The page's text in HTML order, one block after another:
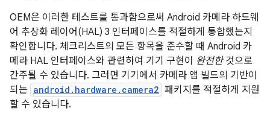
OEM은 이러한 테스트를 통과함으로써 Android 카메라 하드웨
어 추상화 레이어(HAL) 3 인터페이스를 적절하게 통합했는지
확인합니다. 체크리스트의 모든 항목을 준수할 때 Android 카
메라 HAL 인터페이스와 관련하여 기기 구현이 완전한것으로
간주될 수 있습니다. 그러면 기기에서 카메라 앱 빌드의 기반이
되는 android.hardware.camera2 패키지를 적절하게 지원
할 수 있습니다.